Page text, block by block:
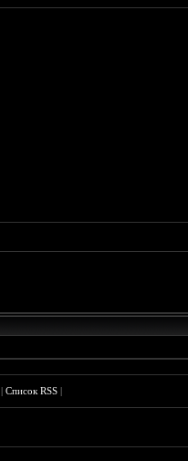
|Список RSS |